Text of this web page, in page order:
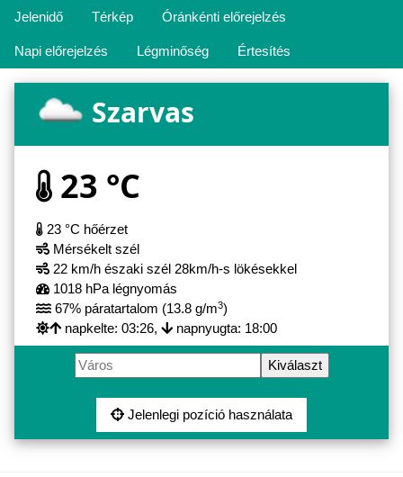
Jelenidő Térkép Óránkénti előrejelzés
Napi előrejelzés Légminőség Értesítés
Szarvas
23 °C
23 °C hőérzet
Mérsékelt szél
22 km/h északi szél 28km/h-s lökésekkel
1018 hPa légnyomás
67% páratartalom (13.8 g/m3)
napkelte: 03:26,
napnyugta: 18:00
Jelenlegi pozíció használata